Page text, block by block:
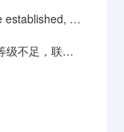
的解决办法
题解答及处理方式。